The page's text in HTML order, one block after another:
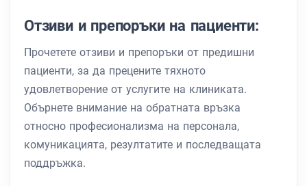
Отзиви и препоръки на пациенти:
Прочетете отзиви и препоръки от предишни
пациенти, за да прецените тяхното
удовлетворение от услугите на клиниката.
Обърнете внимание на обратната връзка
относно професионализма на персонала,
комуникацията, резултатите и последващата
поддръжка.